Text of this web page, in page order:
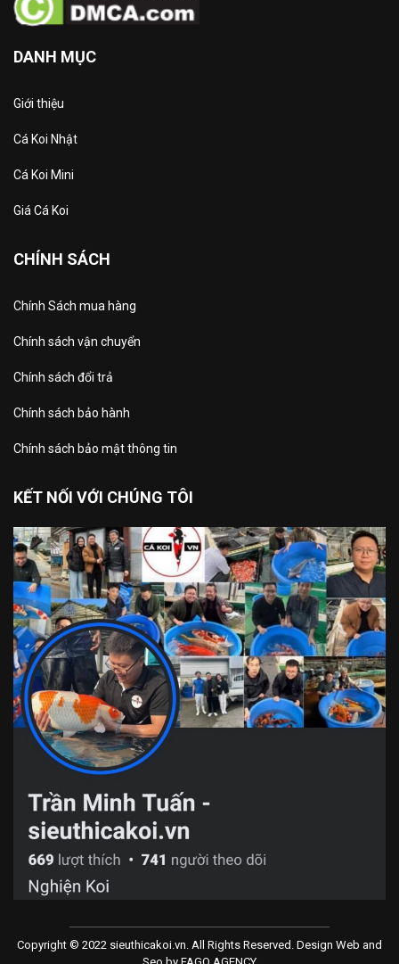
DANH MỤC
Giới thiệu
Cá Koi Nhật
Cá Koi Mini
Giá Cá Koi
CHÍNH SÁCH
Chính Sách mua hàng
Chính sách vận chuyển
Chính sách đổi trả
Chính sách bảo hành
Chính sách bảo mật thông tin
KẾT NỐI VỚI CHÚNG TÔI
Copyright © 2022 sieuthicakoi.vn. All Rights Reserved. Design Web and